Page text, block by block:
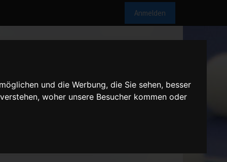
und die Werbung, die Sie sehen, besser
woher unsere Besucher kommen oder
Anmelden